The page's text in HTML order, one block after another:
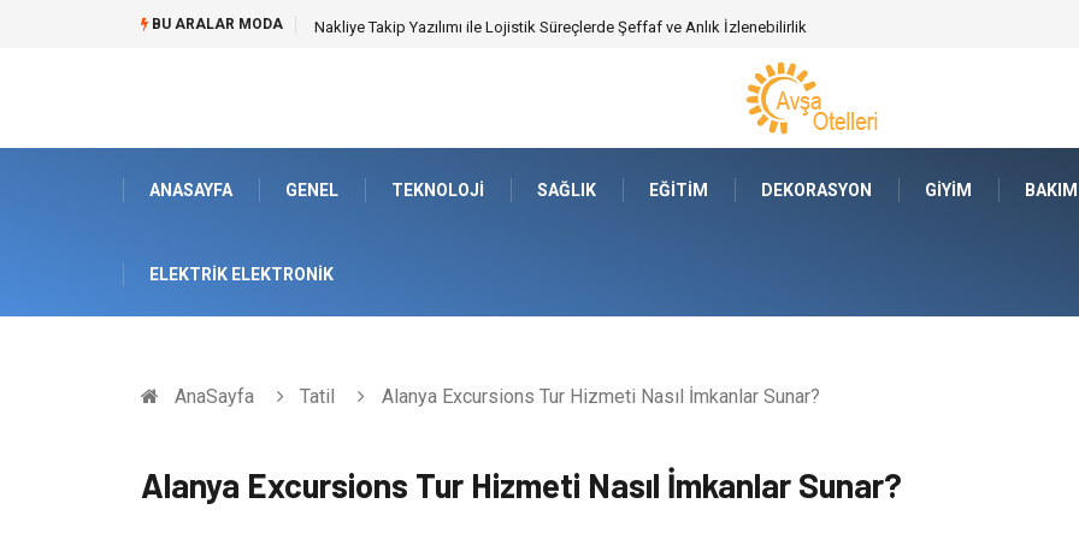
BU ARALAR MODA Galericilik Belgesi Almanın Avantajları Nelerdir?
ANASAYFA GENEL TEKNOLOJI SAĞLIK EĞITIM DEKORASYON GIYIM
ELEKTRIK ELEKTRONIK
AnaSayfa Tatil Alanya Excursions Tur Hizmeti Nasıl İmkanlar Sunar?
Alanya Excursions Tur Hizmeti Nasıl İmkanlar Sunar?